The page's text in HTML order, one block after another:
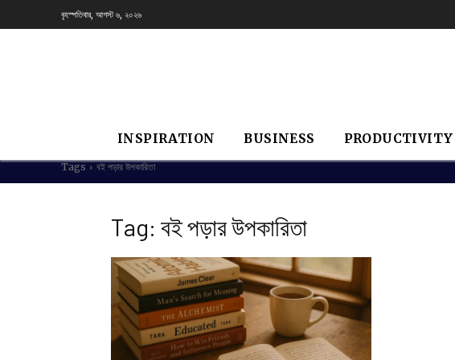
বৃহস্পতিবার, আগস্ট ৬, ২০২৬
INSPIRATION BUSINESS PRODUCTIVITY
Tags বই পড়ার উপকারিতা
Tag: বই পড়ার উপকারিতা